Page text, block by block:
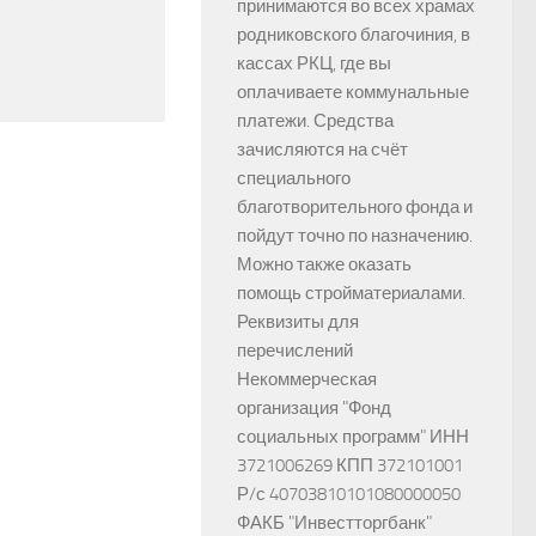
принимаются во всех храмах
родниковского благочиния, в
кассах РКЦ, где вы
оплачиваете коммунальные
платежи. Средства
зачисляются на счёт
специального
благотворительного фонда и
пойдут точно по назначению.
Можно также оказать
помощь стройматериалами.
Реквизиты для
перечислений
Некоммерческая
организация "Фонд
социальных программ" ИНН
3721006269 КПП 372101001
Р/с 40703810101080000050
ФАКБ "Инвестторгбанк"